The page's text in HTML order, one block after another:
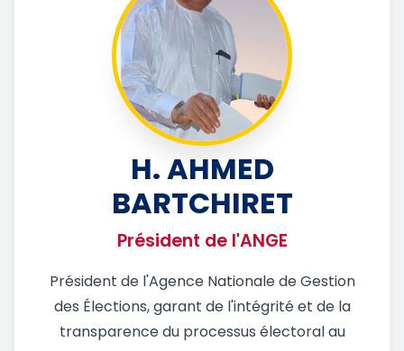
H. AHMED
BARTCHIRET
Président de l'ANGE
Président de l'Agence Nationale de Gestion
des Élections, garant de l'intégrité et de la
transparence du processus électoral au